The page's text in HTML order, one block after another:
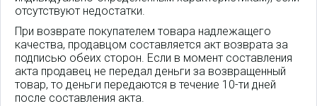
отсутствуют недостатки.
При возврате покупателем товара надлежащего
качества, продавцом составляется акт возврата за
подписью обеих сторон. Если в момент составления
акта продавец не передал деньги за возвращенный
товар, то деньги передаются в течение 10-ти дней
после составления акта.